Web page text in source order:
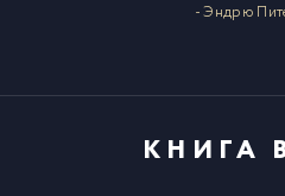
- Эндрю
КНИГА